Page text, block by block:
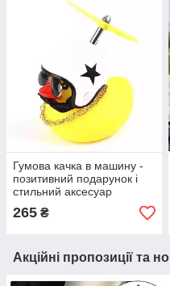
Гумова качка в машину -
позитивний подарунок і
стильний аксесуар
265 ₴
Акційні пропозиції та